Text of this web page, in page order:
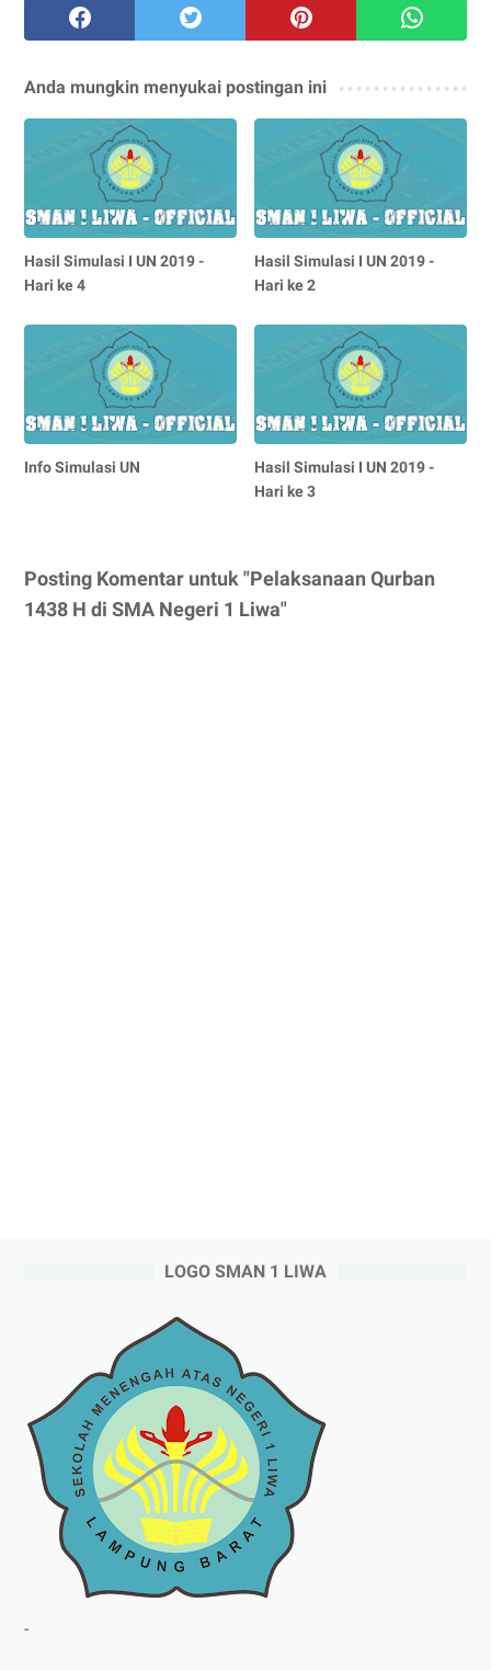
Anda mungkin menyukai postingan ini
Hasil Simulasi I UN 2019 -
Hari ke 4
Hasil Simulasi I UN 2019 -
Hari ke 2
Info Simulasi UN
Hasil Simulasi I UN 2019 -
Hari ke 3
Posting Komentar untuk "Pelaksanaan Qurban
1438 H di SMA Negeri 1 Liwa"
LOGO SMAN 1 LIWA
-